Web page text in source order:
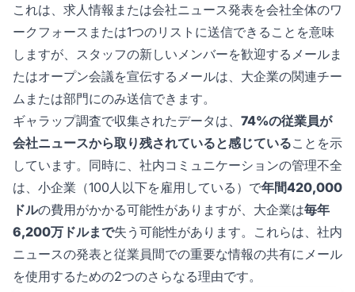
これは、求人情報または会社ニュース発表を会社全体のワ
ークフォースまたは1つのリストに送信できることを意味
しますが、スタッフの新しいメンバーを歓迎するメールま
たはオープン会議を宣伝するメールは、大企業の関連チー
ムまたは部門にのみ送信できます。
ギャラップ調査で収集されたデータは、 74%の従業員が
会社ニュースから取り残されていると感じていることを示
しています。同時に、社内コミュニケーションの管理不全
は、小企業（100人以下を雇用している）で年間420,000
ドルの費用がかかる可能性がありますが、大企業は毎年
6,200万ドルまで失う可能性があります。これらは、社内
ニュースの発表と従業員間での重要な情報の共有にメール
を使用するための2つのさらなる理由です。